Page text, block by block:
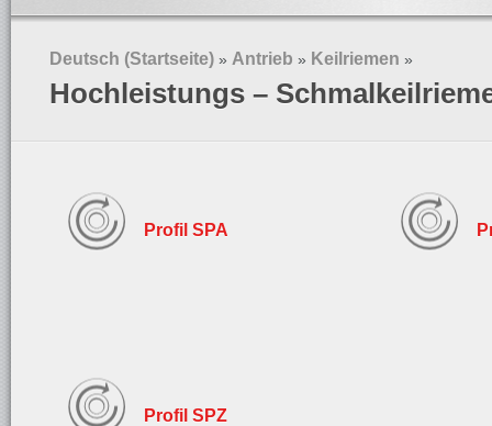
Deutsch (Startseite) » Antrieb » Keilriemen »
Hochleistungs –
Profil SPA
Profil SPZ